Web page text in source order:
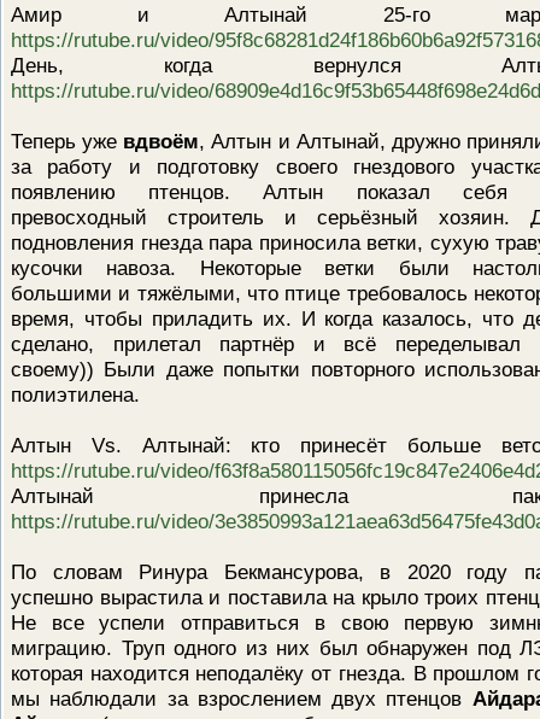
Амир и Алтынай 25-го
https://rutube.ru/video/
День, когда вернулся
https://rutube.ru/video/
Теперь уже вдвоём, Алтын и Алтынай, дружно
за работу и подготовку своего гнездового
появлению птенцов. Алтын показал себя
превосходный строитель и серьёзный хозяин.
подновления гнезда пара приносила ветки, сухую
кусочки навоза. Некоторые ветки были
большими и тяжёлыми, что птице требовалось
время, чтобы приладить их. И когда казалось, что
сделано, прилетал партнёр и всё переделывал
своему)) Были даже попытки повторного
полиэтилена.
Алтын Vs. Алтынай: кто принесёт больше
https://rutube.ru/video/
Алтынай принесла
https://rutube.ru/video/
По словам Ринура Бекмансурова, в 2020 году
успешно вырастила и поставила на крыло троих
Не все успели отправиться в свою первую
миграцию. Труп одного из них был обнаружен под
которая находится неподалёку от гнезда. В прошлом
мы наблюдали за взрослением двух птенцов